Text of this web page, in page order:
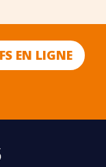
EN LIGNE